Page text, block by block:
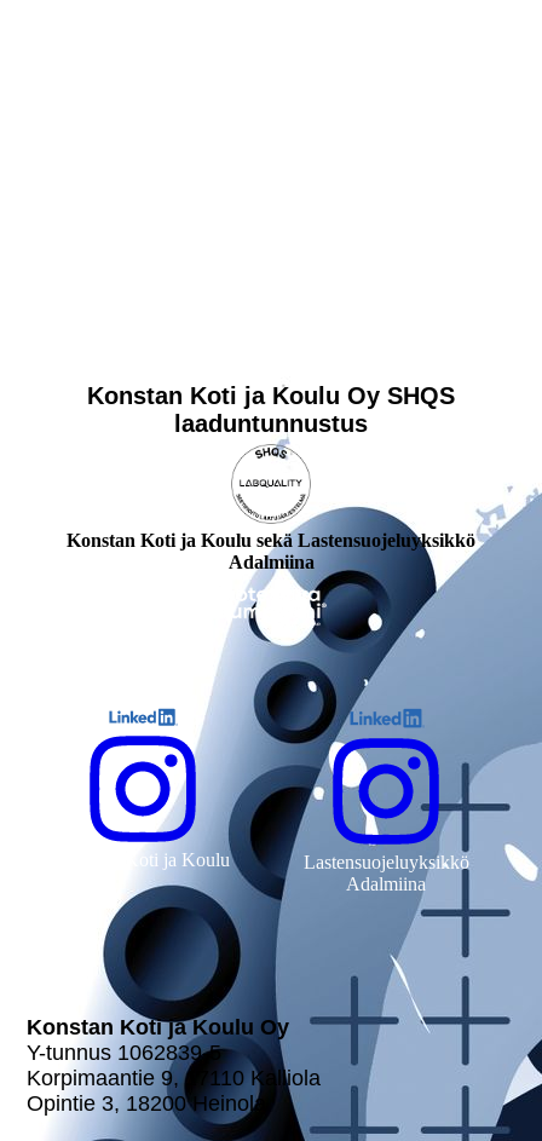
Konstan Koti ja Koulu Oy SHQS
laaduntunnustus
Konstan Koti ja Koulu sekä Lastensuojeluyksikkö
Adalmiina
Konstan Koti ja Koulu
Lastensuojeluyksikkö
Adalmiina
Konstan Koti ja Koulu Oy
Y-tunnus 1062839-5
Kor­pi­maan­tie 9, 17110 Kalliola
Opintie 3, 18200 Heinola